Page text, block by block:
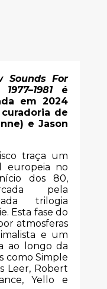
Sounds For
é
em 2024
de
e Jason
traça um
europeia no
dos 80,
pela
trilogia
Esta fase do
atmosferas
e um
ao longo da
como Simple
Leer, Robert
Yello e